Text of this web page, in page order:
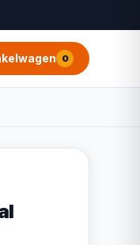
0